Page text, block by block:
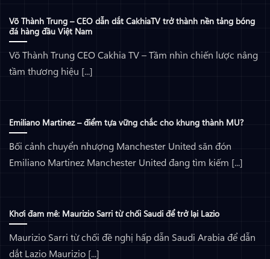
Võ Thành Trung – CEO dẫn dắt CakhiaTV trở thành nền tảng bóng
đá hàng đầu Việt Nam
Võ Thành Trung CEO Cakhia TV – Tầm nhìn chiến lược nâng
tầm thương hiệu [...]
Emiliano Martinez – điểm tựa vững chắc cho khung thành MU?
Bối cảnh chuyển nhượng Manchester United săn đón
Emiliano Martinez Manchester United đang tìm kiếm [...]
Khơi đam mê: Maurizio Sarri từ chối Saudi để trở lại Lazio
Maurizio Sarri từ chối đề nghị hấp dẫn Saudi Arabia để dẫn
dắt Lazio Maurizio [...]